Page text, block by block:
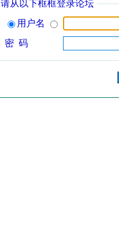
请从以下框框登录论坛
用户名
密 码